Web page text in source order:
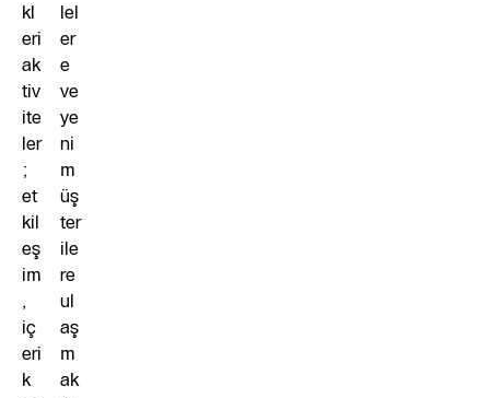
kl
eri
ak
tiv
ite
ler
;
et
kil
eş
im
,
iç
eri
k
lel
er
e
ve
ye
ni
m
üş
ter
ile
re
ul
aş
m
ak